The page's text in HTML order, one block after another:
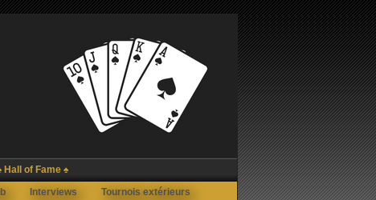
Hall of Fame ♠
Interviews
Tournois extérieurs